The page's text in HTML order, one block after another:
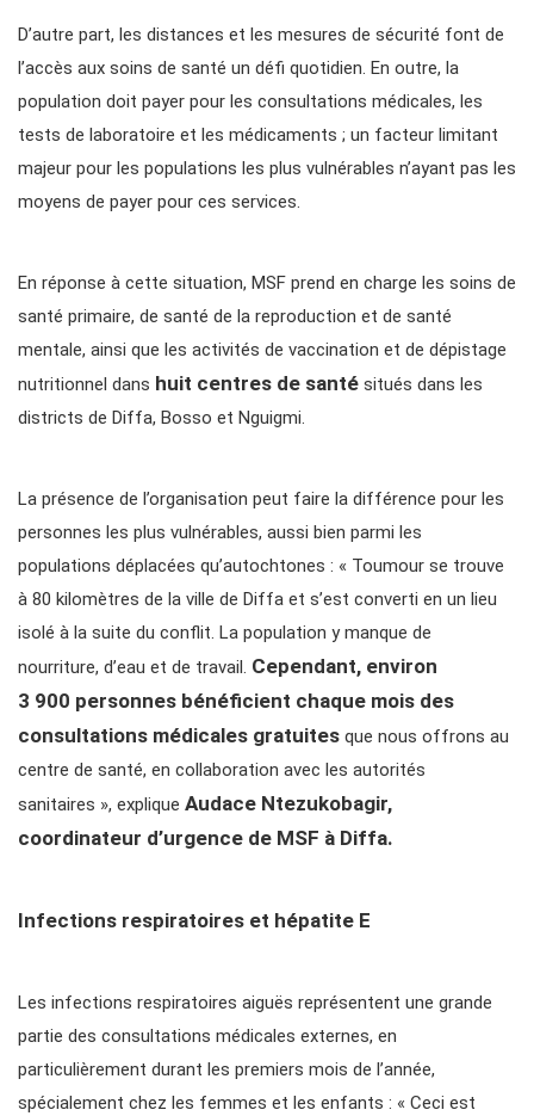
D’autre part, les distances et les mesures de sécurité font de
l’accès aux soins de santé un défi quotidien. En outre, la
population doit payer pour les consultations médicales, les
tests de laboratoire et les médicaments ; un facteur limitant
majeur pour les populations les plus vulnérables n’ayant pas les
moyens de payer pour ces services.
En réponse à cette situation, MSF prend en charge les soins de
santé primaire, de santé de la reproduction et de santé
mentale, ainsi que les activités de vaccination et de dépistage
nutritionnel dans huit centres de santé situés dans les
districts de Diffa, Bosso et Nguigmi.
La présence de l’organisation peut faire la différence pour les
personnes les plus vulnérables, aussi bien parmi les
populations déplacées qu’autochtones : « Toumour se trouve
à 80 kilomètres de la ville de Diffa et s’est converti en un lieu
isolé à la suite du conflit. La population y manque de
nourriture, d’eau et de travail. Cependant, environ
3 900 personnes bénéficient chaque mois des
consultations médicales gratuites que nous offrons au
centre de santé, en collaboration avec les autorités
sanitaires », explique Audace Ntezukobagir,
coordinateur d’urgence de MSF à Diffa.
Infections respiratoires et hépatite E
Les infections respiratoires aiguës représentent une grande
partie des consultations médicales externes, en
particulièrement durant les premiers mois de l’année,
spécialement chez les femmes et les enfants : « Ceci est